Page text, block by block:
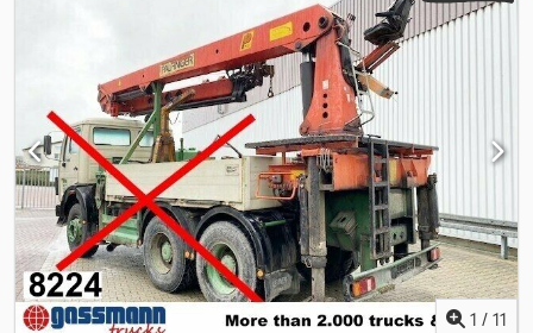
hydraulique, télécommande radio, quatre extensions
hydrauliques. Dodpei Rp T Iofx An Ejck Diagramme de charge : 4,6
m - 4 195 kg, 6 m - 3 091 kg, 7,90 m - 2 254 kg, 10,10 m - 1 720 kg,
12,20 m - 1 398 kg ! INFORMATIONS SUR LES ACCESSOIRES SANS
GARANTIE, modifications, ventes intermédiaires et erreurs
réservées !
1 / 11